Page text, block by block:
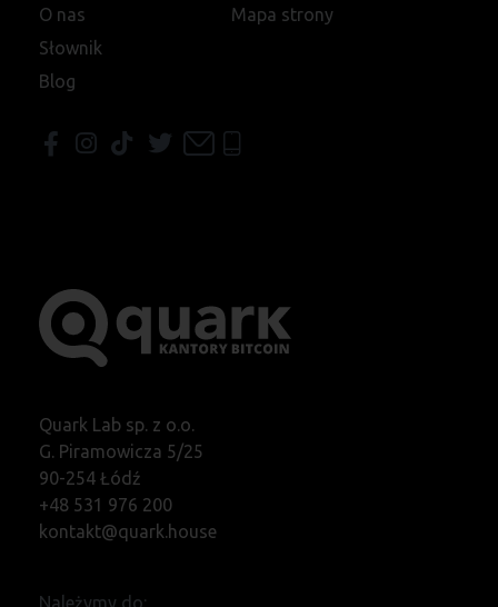
O nas
Słownik
Blog
Mapa strony
Quark Lab sp. z o.o.
G. Piramowicza 5/25
90-254 Łódź
+48 531 976 200
kontakt@quark.house
Należymy do: